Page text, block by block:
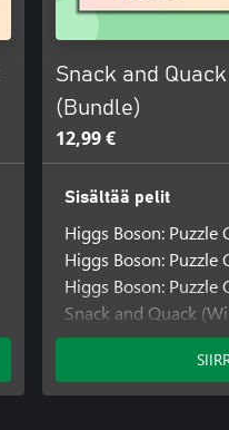
Snack and
(Bundle)
12,99 €
Sisältää pelit
Higgs Boson: Puzzle
Higgs Boson:
Higgs Boson: Puzzle
Snack and Quack
Snack and Quack
Snack and Quack